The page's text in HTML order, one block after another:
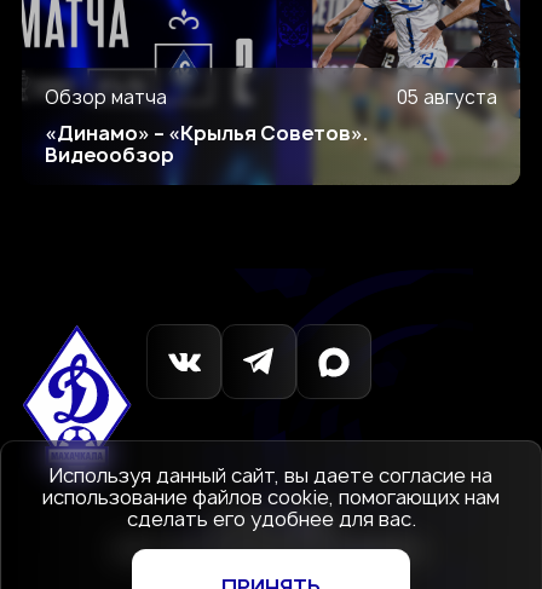
Обзор матча 05 августа
«Динамо» – «Крылья Советов».
Видеообзор
© 1927-2026
АНО «Футбольный клуб Динамо»
Махачкала
Используя данный сайт, вы даете согласие на
использование файлов cookie, помогающих нам
сделать его удобнее для вас.